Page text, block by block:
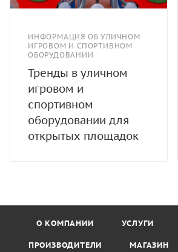
ИНФОРМАЦИЯ ОБ УЛИЧНОМ
ИГРОВОМ И СПОРТИВНОМ
ОБОРУДОВАНИИ
Тренды в уличном
игровом и
спортивном
оборудовании для
открытых площадок
О КОМПАНИИ УСЛУГИ
ПРОИЗВОДИТЕЛИ МАГАЗИН